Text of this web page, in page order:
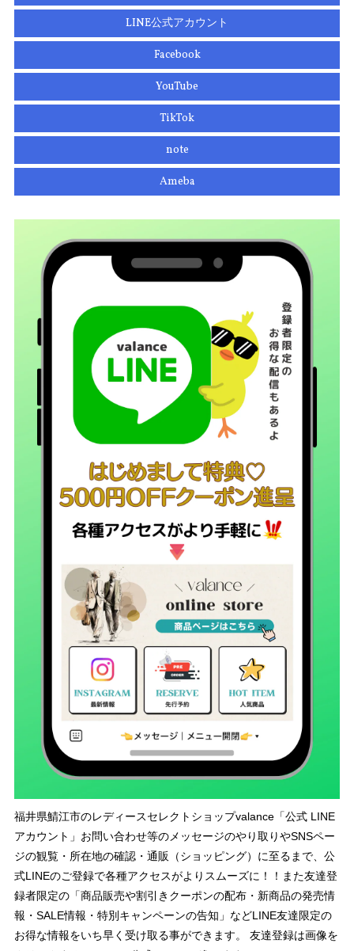
LINE公式アカウント
Facebook
YouTube
TikTok
note
Ameba
福井県鯖江市のレディースセレクトショップvalance「公式 LINE
アカウント」お問い合わせ等のメッセージのやり取りやSNSペー
ジの観覧・所在地の確認・通販（ショッピング）に至るまで、公
式LINEのご登録で各種アクセスがよりスムーズに！！また友達登
録者限定の「商品販売や割引きクーポンの配布・新商品の発売情
報・SALE情報・特別キャンペーンの告知」などLINE友達限定の
お得な情報をいち早く受け取る事ができます。 友達登録は画像を